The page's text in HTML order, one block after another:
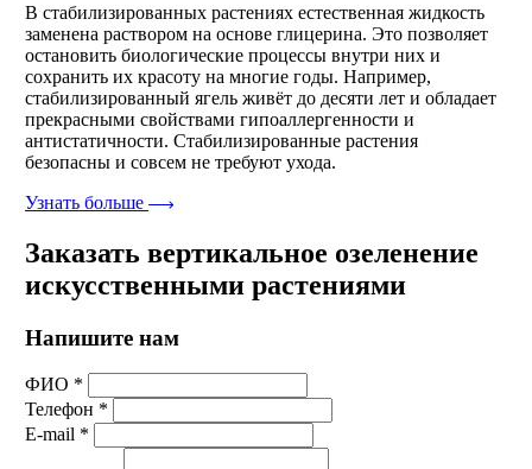
В стабилизированных растениях естественная жидкость
заменена раствором на основе глицерина. Это позволяет
остановить биологические процессы внутри них и
сохранить их красоту на многие годы. Например,
стабилизированный ягель живёт до десяти лет и обладает
прекрасными свойствами гипоаллергенности и
антистатичности. Стабилизированные растения
безопасны и совсем не требуют ухода.
Узнать больше
Заказать вертикальное озеленение
искусственными растениями
Напишите нам
ФИО *
Телефон *
E-mail *